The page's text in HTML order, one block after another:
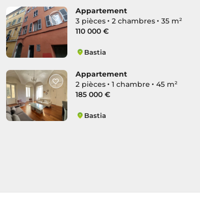
Appartement
3 pièces
2 chambres
35 m²
110 000 €
Bastia
Appartement
2 pièces
1 chambre
45 m²
185 000 €
Bastia